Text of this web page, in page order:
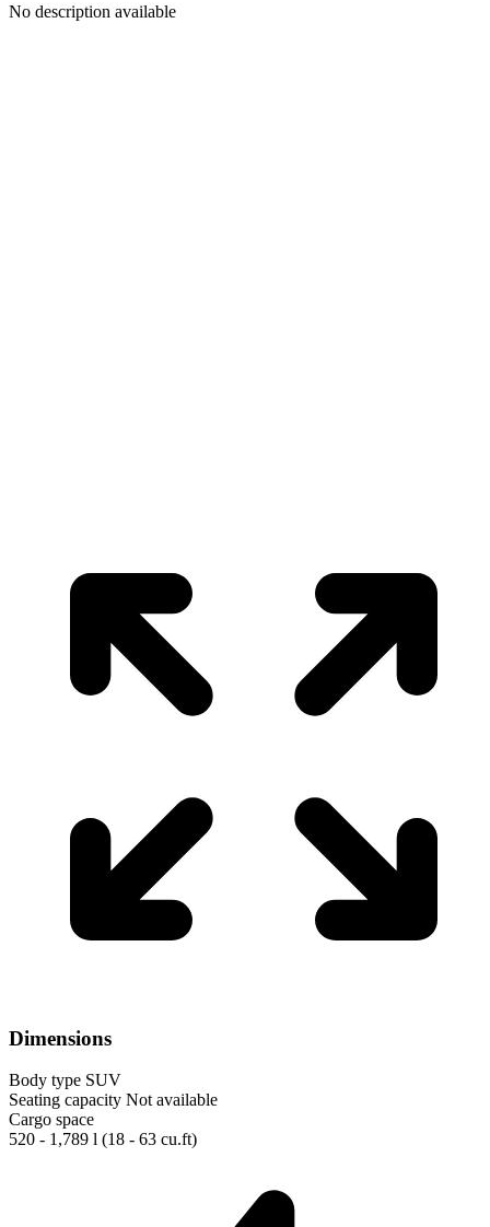
No description available
Dimensions
Body type SUV
Seating capacity Not available
Cargo space
520 - 1,789 l (18 - 63 cu.ft)